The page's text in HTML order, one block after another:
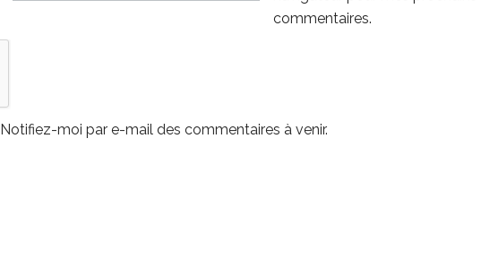
commentaires.
Notifiez-moi par e-mail des commentaires à venir.